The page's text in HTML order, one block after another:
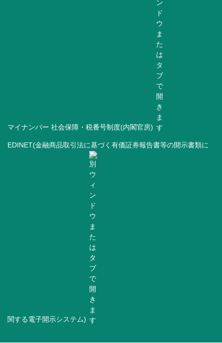
マイナンバー 社会保障・税番号制度(内閣官房)
EDINET(金融商品取引法に基づく有価証券報告書等の開示書類に
関する電子開示システム)